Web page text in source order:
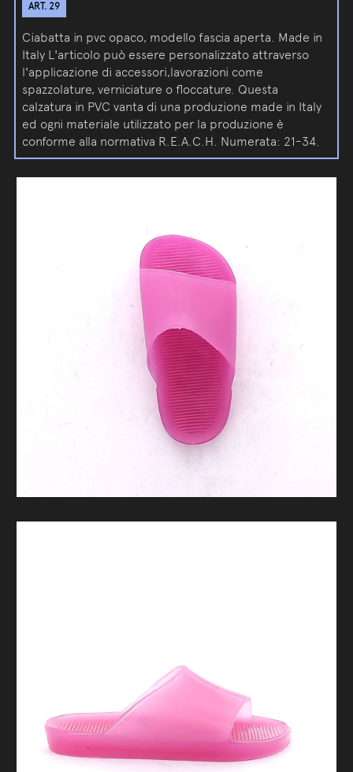
ART. 29
Ciabatta in pvc opaco, modello fascia aperta. Made in
Italy L'articolo può essere personalizzato attraverso
l'applicazione di accessori,lavorazioni come
spazzolature, verniciature o floccature. Questa
calzatura in PVC vanta di una produzione made in Italy
ed ogni materiale utilizzato per la produzione è
conforme alla normativa R.E.A.C.H. Numerata: 21-34.